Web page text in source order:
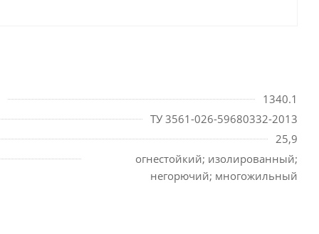
1340.1
ТУ 3561-026-59680332-2013
25,9
огнестойкий; изолированный;
негорючий; многожильный